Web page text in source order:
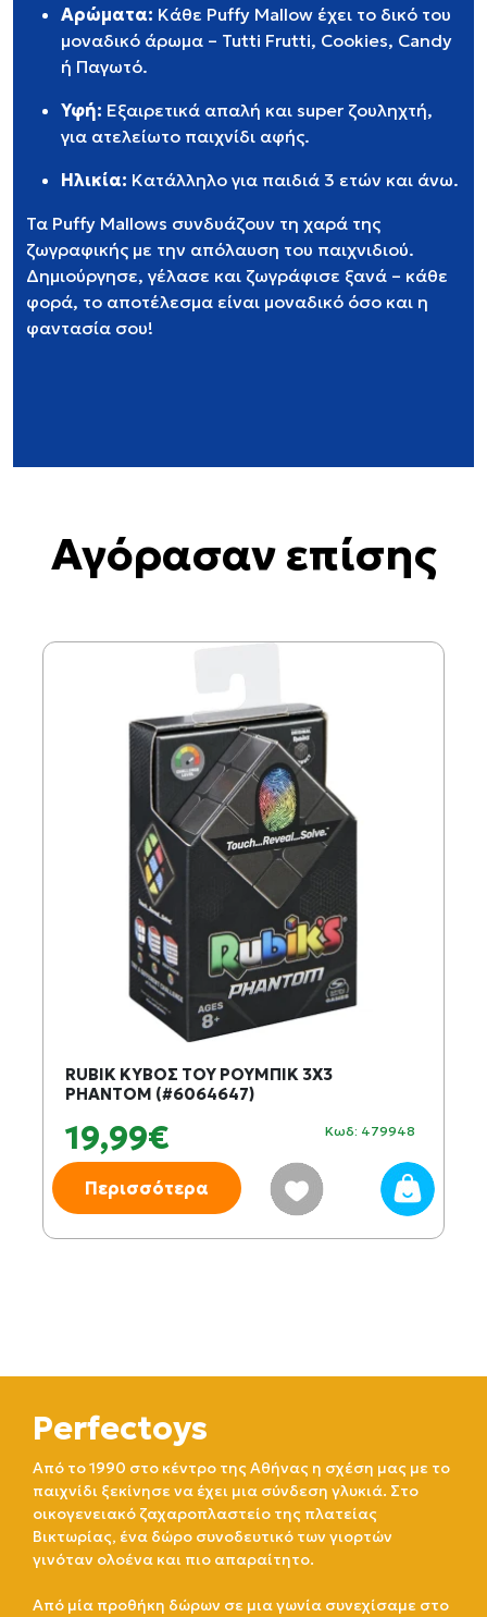
Αρώματα: Κάθε Puffy Mallow έχει το δικό του
μοναδικό άρωμα – Tutti Frutti, Cookies, Candy
ή Παγωτό.
Υφή: Εξαιρετικά απαλή και super ζουληχτή,
για ατελείωτο παιχνίδι αφής.
Ηλικία: Κατάλληλο για παιδιά 3 ετών και άνω.
Τα Puffy Mallows συνδυάζουν τη χαρά της
ζωγραφικής με την απόλαυση του παιχνιδιού.
Δημιούργησε, γέλασε και ζωγράφισε ξανά – κάθε
φορά, το αποτέλεσμα είναι μοναδικό όσο και η
φαντασία σου!
Αγόρασαν επίσης
RUBIK ΚΥΒΟΣ ΤΟΥ ΡΟΥΜΠΙΚ 3X3
PHANTOM (#6064647)
19,99€ Κωδ: 479948
Περισσότερα
Perfectoys
Από το 1990 στο κέντρο της Αθήνας η σχέση μας με το
παιχνίδι ξεκίνησε να έχει μια σύνδεση γλυκιά. Στο
οικογενειακό ζαχαροπλαστείο της πλατείας
Βικτωρίας, ένα δώρο συνοδευτικό των γιορτών
γινόταν ολοένα και πιο απαραίτητο.
Από μία προθήκη δώρων σε μια γωνία συνεχίσαμε στο